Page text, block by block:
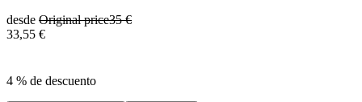
desde Original price35 €
33,55 €
4 % de descuento